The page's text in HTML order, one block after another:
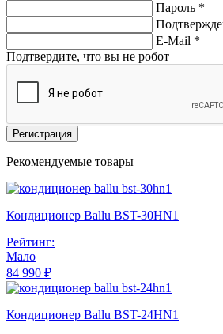
Пароль *
E-Mail *
Подтвердите, что вы не робот
Регистрация
Рекомендуемые товары
Кондиционер Ballu BST-30HN1
Рейтинг:
Мало
84 990 ₽
Кондиционер Ballu BST-24HN1